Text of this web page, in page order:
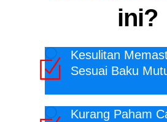
ini?
Kesulitan
Sesuai Baku
Kurang Paham